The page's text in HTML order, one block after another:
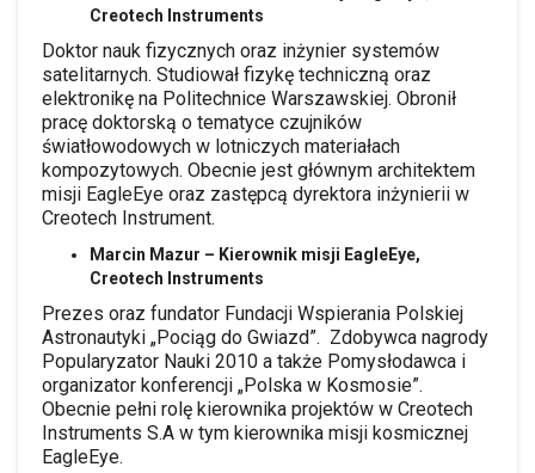
Creotech Instruments
Doktor nauk fizycznych oraz inżynier systemów
satelitarnych. Studiował fizykę techniczną oraz
elektronikę na Politechnice Warszawskiej. Obronił
pracę doktorską o tematyce czujników
światłowodowych w lotniczych materiałach
kompozytowych. Obecnie jest głównym architektem
misji EagleEye oraz zastępcą dyrektora inżynierii w
Creotech Instrument.
Marcin Mazur – Kierownik misji EagleEye,
Creotech Instruments
Prezes oraz fundator Fundacji Wspierania Polskiej
Astronautyki „Pociąg do Gwiazd”. Zdobywca nagrody
Popularyzator Nauki 2010 a także Pomysłodawca i
organizator konferencji „Polska w Kosmosie”.
Obecnie pełni rolę kierownika projektów w Creotech
Instruments S.A w tym kierownika misji kosmicznej
EagleEye.